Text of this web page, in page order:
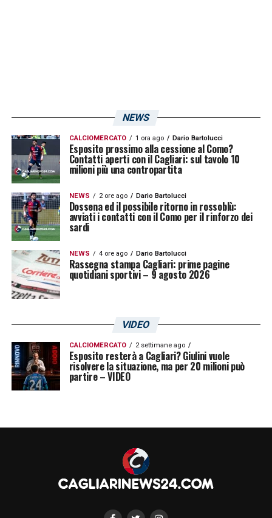
NEWS
CALCIOMERCATO 1 ora ago Dario Bartolucci
Esposito prossimo alla cessione al Como?
Contatti aperti con il Cagliari: sul tavolo 10
milioni più una contropartita
NEWS 2 ore ago Dario Bartolucci
Dossena ed il possibile ritorno in rossoblù:
avviati i contatti con il Como per il rinforzo dei
sardi
NEWS 4 ore ago Dario Bartolucci
Rassegna stampa Cagliari: prime pagine
quotidiani sportivi – 9 agosto 2026
VIDEO
CALCIOMERCATO 2 settimane ago
Esposito resterà a Cagliari? Giulini vuole
risolvere la situazione, ma per 20 milioni può
partire – VIDEO